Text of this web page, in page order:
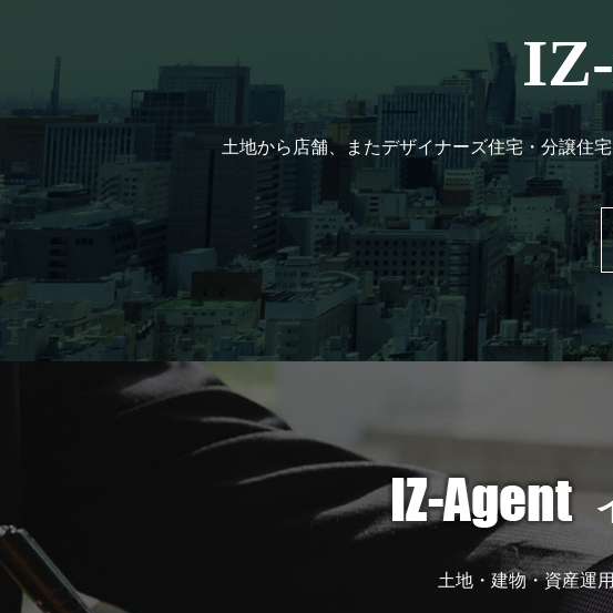
土地から店舗、またデザイナーズ住宅・分譲住
土地・建物・資産運